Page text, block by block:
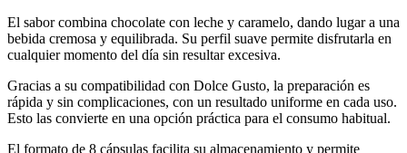
El sabor combina chocolate con leche y caramelo, dando lugar a una
bebida cremosa y equilibrada. Su perfil suave permite disfrutarla en
cualquier momento del día sin resultar excesiva.
Gracias a su compatibilidad con Dolce Gusto, la preparación es
rápida y sin complicaciones, con un resultado uniforme en cada uso.
Esto las convierte en una opción práctica para el consumo habitual.
El formato de 8 cápsulas facilita su almacenamiento y permite